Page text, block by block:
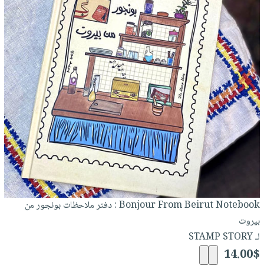
Bonjour From Beirut Notebook : دفتر ملاحظات بونجور من
بيروت
لـ STAMP STORY
14.00$